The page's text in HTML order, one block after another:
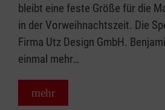
bleibt eine feste Größe für die
in der Vorweihnachtszeit. Die
Firma Utz Design GmbH.
einmal mehr…
mehr